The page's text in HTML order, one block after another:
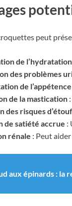
croquettes peut
de
des problèmes
de l’appétence
de la mastication
des risques
de satiété accrue :
rénale : Peut
aux épinards : la